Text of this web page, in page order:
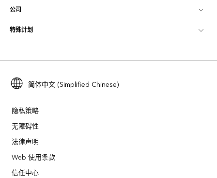
ArcGIS Online
开发者技术
ArcGIS Location Platform
ArcGIS Architecture Center
ArcGIS 博客
用户研究和测试
Esri 年轻专家关系网
活动
什么是 GIS？
位置智能
培训
ArcUser
ArcNews
ArcWatch
Esri Press
Esri 视频
公司
关于 Esri
招贤纳士
合作伙伴
业务行为准则
环境与可持续发展倡议
特殊计划
ArcGIS for Student Use
灾难响应
教育
非营利机构
简体中文 (Simplified Chinese)
隐私策略
无障碍性
法律声明
Web 使用条款
信任中心